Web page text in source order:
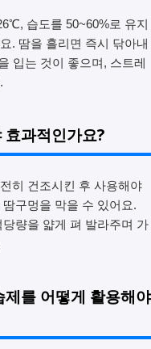
습도를 50~60%로 유지
. 땀을 흘리면 즉시 닦아내
입는 것이 좋으며, 스트레
과적인가요?
히 건조시킨 후 사용해야
구멍을 막을 수 있어요.
량을 얇게 펴 발라주며 가
를 어떻게 활용해야